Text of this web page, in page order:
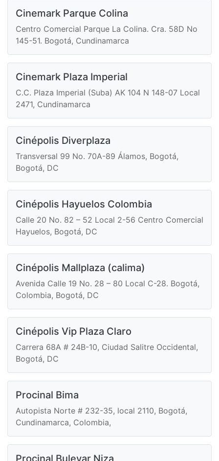
Cinemark Parque Colina
Centro Comercial Parque La Colina. Cra. 58D No
145-51. Bogotá, Cundinamarca
Cinemark Plaza Imperial
C.C. Plaza Imperial (Suba) AK 104 N 148-07 Local
2471, Cundinamarca
Cinépolis Diverplaza
Transversal 99 No. 70A-89 Álamos, Bogotá,
Bogotá, DC
Cinépolis Hayuelos Colombia
Calle 20 No. 82 – 52 Local 2-56 Centro Comercial
Hayuelos, Bogotá, DC
Cinépolis Mallplaza (calima)
Avenida Calle 19 No. 28 – 80 Local C-28. Bogotá,
Colombia, Bogotá, DC
Cinépolis Vip Plaza Claro
Carrera 68A # 24B-10, Ciudad Salitre Occidental,
Bogotá, DC
Procinal Bima
Autopista Norte # 232-35, local 2110, Bogotá,
Cundinamarca, Colombia,
Procinal Bulevar Niza